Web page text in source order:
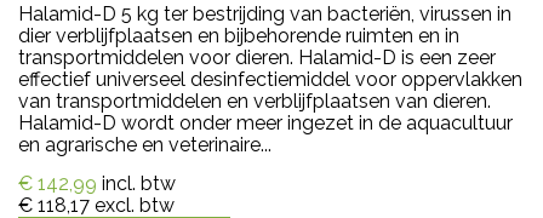
Halamid-D 5 kg ter bestrijding van bacteriën, virussen in
dier verblijfplaatsen en bijbehorende ruimten en in
transportmiddelen voor dieren. Halamid-D is een zeer
effectief universeel desinfectiemiddel voor oppervlakken
van transportmiddelen en verblijfplaatsen van dieren.
Halamid-D wordt onder meer ingezet in de aquacultuur
en agrarische en veterinaire...
€ 142,99 incl. btw
€ 118,17 excl. btw